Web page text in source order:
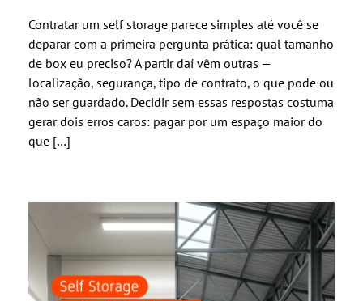
Contratar um self storage parece simples até você se
deparar com a primeira pergunta prática: qual tamanho
de box eu preciso? A partir daí vêm outras —
localização, segurança, tipo de contrato, o que pode ou
não ser guardado. Decidir sem essas respostas costuma
gerar dois erros caros: pagar por um espaço maior do
que […]